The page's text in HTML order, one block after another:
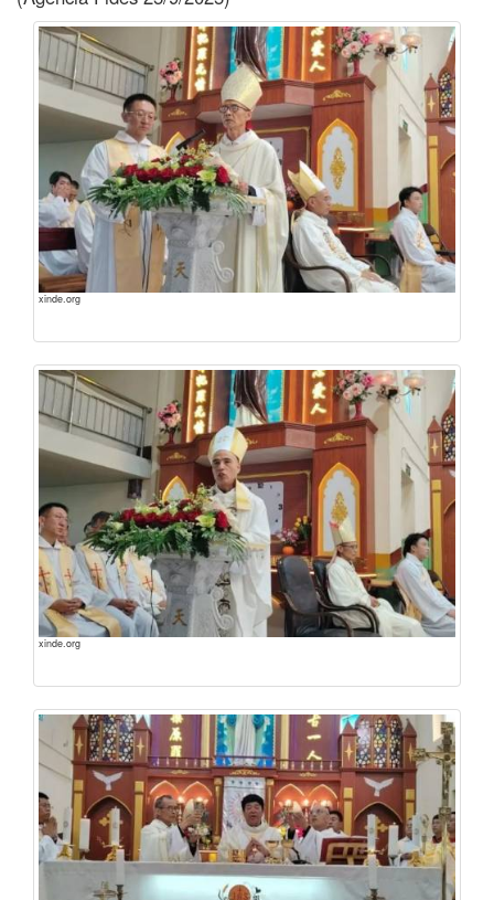
xinde.org
xinde.org